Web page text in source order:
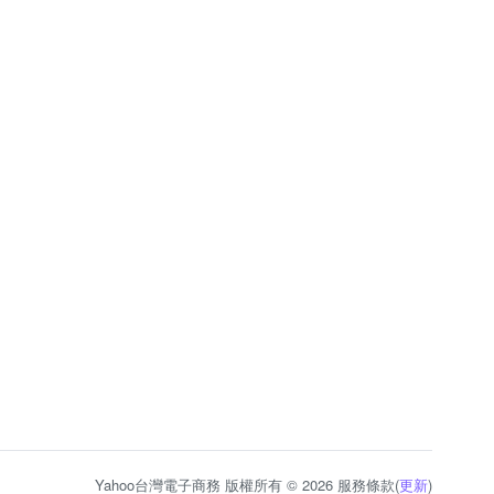
Yahoo台灣電子商務 版權所有 © 2026 服務條款(更新)